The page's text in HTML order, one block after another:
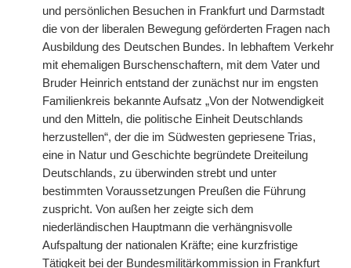
und persönlichen Besuchen in Frankfurt und Darmstadt
die von der liberalen Bewegung geförderten Fragen nach
Ausbildung des Deutschen Bundes. In lebhaftem Verkehr
mit ehemaligen Burschenschaftern, mit dem Vater und
Bruder Heinrich entstand der zunächst nur im engsten
Familienkreis bekannte Aufsatz „Von der Notwendigkeit
und den Mitteln, die politische Einheit Deutschlands
herzustellen“, der die im Südwesten gepriesene Trias,
eine in Natur und Geschichte begründete Dreiteilung
Deutschlands, zu überwinden strebt und unter
bestimmten Voraussetzungen Preußen die Führung
zuspricht. Von außen her zeigte sich dem
niederländischen Hauptmann die verhängnisvolle
Aufspaltung der nationalen Kräfte; eine kurzfristige
Tätigkeit bei der Bundesmilitärkommission in Frankfurt